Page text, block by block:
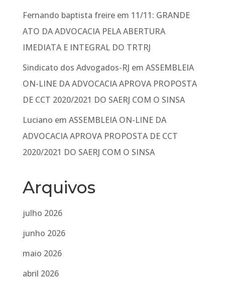
Fernando baptista freireem 11/11: GRANDE
ATO DA ADVOCACIA PELA ABERTURA
IMEDIATA E INTEGRAL DO TRTRJ
Sindicato dos Advogados-RJ em ASSEMBLEIA
ON-LINE DA ADVOCACIA APROVA PROPOSTA
DE CCT 2020/2021 DO SAERJ COM O SINSA
Luciano em ASSEMBLEIA ON-LINE DA
ADVOCACIA APROVA PROPOSTA DE CCT
2020/2021 DO SAERJ COM O SINSA
Arquivos
julho 2026
junho 2026
maio 2026
abril 2026